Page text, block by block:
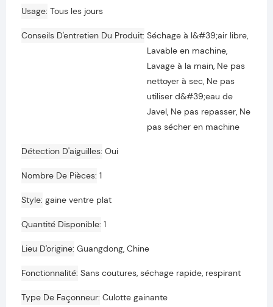
Usage Tous les jours
Conseils D'entretien Du Produit Séchage à l&#39;air libre,
Lavable en machine,
Lavage à la main, Ne pas
nettoyer à sec, Ne pas
utiliser d&#39;eau de
Javel, Ne pas repasser, Ne
pas sécher en machine
Détection D'aiguilles Oui
Nombre De Pièces 1
Style gaine ventre plat
Quantité Disponible 1
Lieu D'origine Guangdong, Chine
Fonctionnalité Sans coutures, séchage rapide, respirant
Type De Façonneur Culotte gainante